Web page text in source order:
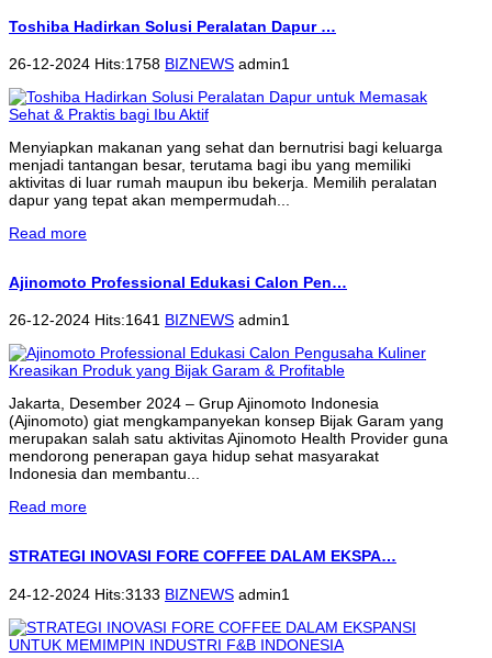
Toshiba Hadirkan Solusi Peralatan Dapur …
26-12-2024 Hits:1758 BIZNEWS admin1
Menyiapkan makanan yang sehat dan bernutrisi bagi keluarga
menjadi tantangan besar, terutama bagi ibu yang memiliki
aktivitas di luar rumah maupun ibu bekerja. Memilih peralatan
dapur yang tepat akan mempermudah...
Read more
Ajinomoto Professional Edukasi Calon Pen…
26-12-2024 Hits:1641 BIZNEWS admin1
Jakarta, Desember 2024 – Grup Ajinomoto Indonesia
(Ajinomoto) giat mengkampanyekan konsep Bijak Garam yang
merupakan salah satu aktivitas Ajinomoto Health Provider guna
mendorong penerapan gaya hidup sehat masyarakat
Indonesia dan membantu...
Read more
STRATEGI INOVASI FORE COFFEE DALAM EKSPA…
24-12-2024 Hits:3133 BIZNEWS admin1